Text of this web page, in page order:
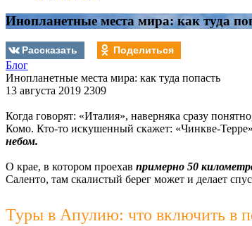
Инопланетные места мира: как туда
Рассказать Поделиться
Блог
Инопланетные места мира: как туда попасть
13 августа 2019 2309
Когда говорят: «Италия», наверняка сразу
Комо. Кто-то искушенный скажет: «Чинкве-
небом.
О крае, в котором проехав примерно 50
Саленто, там скалистый берег может и делает
Туры в Апулию: что включить в